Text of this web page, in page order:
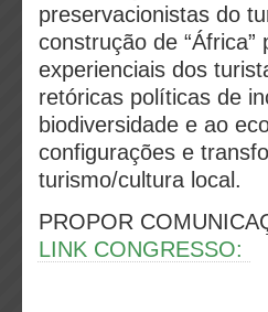
preservacionistas do
construção de
experienciais dos
retóricas políticas de
biodiversidade e ao
configurações e
turismo/cultura local.
PROPOR
LINK CONGRESSO: